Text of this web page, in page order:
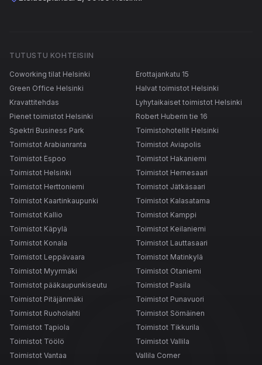
TUTUSTU KOHTEISIIN
Coworking tilat Helsinki
Erottajankatu 15
Green Office Helsinki
Halvat toimistot Helsinki
Kravattitehdas
Lyhytaikaiset toimistot Helsinki
Pienet toimistot Helsinki
Robert Huberin tie 16
Spektri Business Park
Toimistohotellit Helsinki
Toimistot Arabianranta
Toimistot Aviapolis
Toimistot Espoo
Toimistot Hakaniemi
Toimistot Helsinki
Toimistot Hernesaari
Toimistot Herttoniemi
Toimistot Jätkäsaari
Toimistot Kaartinkaupunki
Toimistot Kalasatama
Toimistot Kallio
Toimistot Kamppi
Toimistot Käpylä
Toimistot Keilaniemi
Toimistot Konala
Toimistot Lauttasaari
Toimistot Leppävaara
Toimistot Matinkylä
Toimistot Myyrmäki
Toimistot Otaniemi
Toimistot pääkaupunkiseutu
Toimistot Pasila
Toimistot Pitäjänmäki
Toimistot Punavuori
Toimistot Ruoholahti
Toimistot Sörnäinen
Toimistot Tapiola
Toimistot Tikkurila
Toimistot Töölö
Toimistot Vallila
Toimistot Vantaa
Vallila Corner